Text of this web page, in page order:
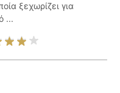
ξεχωρίζει για
...